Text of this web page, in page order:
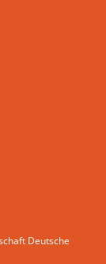
Deutsche